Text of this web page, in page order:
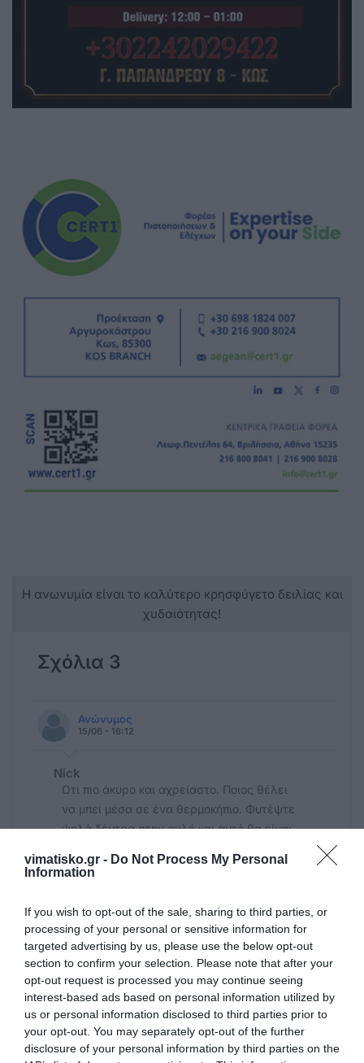
vimatisko.gr - Do Not Process My Personal
Information
If you wish to opt-out of the sale, sharing to third parties, or
processing of your personal or sensitive information for
targeted advertising by us, please use the below opt-out
section to confirm your selection. Please note that after your
opt-out request is processed you may continue seeing
interest-based ads based on personal information utilized by
us or personal information disclosed to third parties prior to
your opt-out. You may separately opt-out of the further
disclosure of your personal information by third parties on the
Η ανωνυμία είναι το καλύτερο κρησφύγετο δειλίας και
χυδαιότητας!
Σχόλια 3
Ανώνυμος
15/06 - 16:12
Nick
Οτι πιο άκυρο και αχρείαστο. Ποιος θέλει
να μπει μέσα σε ένα θερμοκήπιο. Φυτέψτε
ψηλά δέντρα στην αυλή και αυτό θα είναι
Το θερμοκήπιο απλά θα πάρει χώρο από την
πλειοψηφία των παιδιών
..
15/06 - 14:58
.
Για να λέμε του στραβού το δικαιο, οι πιο
πολλοί γονείς του 4ου δημοτικού δεν